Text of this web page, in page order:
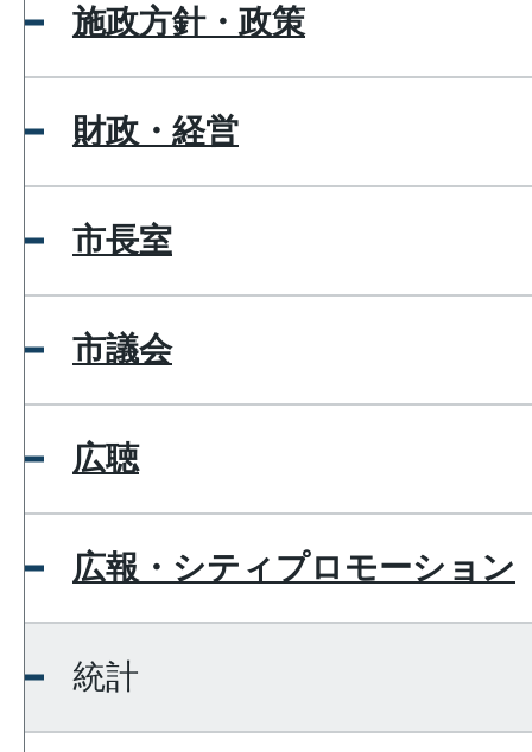
施政方針・政策
財政・経営
市長室
市議会
広聴
広報・シティプロモーション
統計